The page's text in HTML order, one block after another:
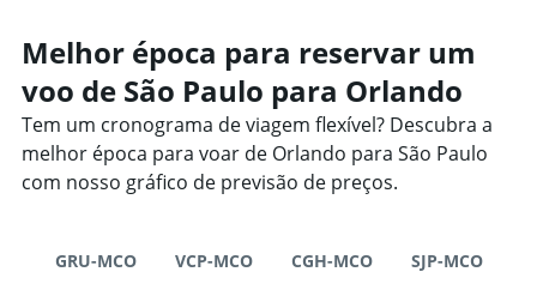
Melhor época para reservar um
voo de São Paulo para Orlando
Tem um cronograma de viagem flexível? Descubra a
melhor época para voar de Orlando para São Paulo
com nosso gráfico de previsão de preços.
GRU-MCO VCP-MCO CGH-MCO SJP-MCO